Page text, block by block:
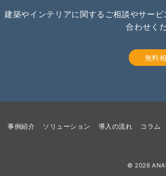
建築やインテリアに関するご相談やサー
合わせく
無料
事例紹介 ソリューション 導入の流れ コラム
© 2026